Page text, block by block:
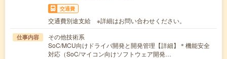
交通費
交通費別途支給 ※詳細はお問い合わせください。
仕事内容
その他技術系
SoC/MCU向けドライバ開発と開発管理【詳細】＊機能安全
対応（SoC/マイコン向けソフトウェア開発…